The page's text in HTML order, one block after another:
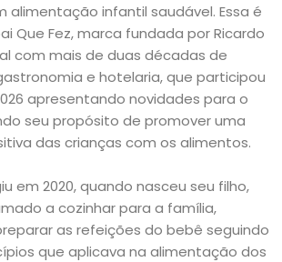
alimentação infantil saudável. Essa é
Que Fez, marca fundada por Ricardo
com mais de duas décadas de
e hotelaria, que participou
apresentando novidades para o
seu propósito de promover uma
das crianças com os alimentos.
em 2020, quando nasceu seu filho,
a cozinhar para a família,
as refeições do bebê seguindo
que aplicava na alimentação dos